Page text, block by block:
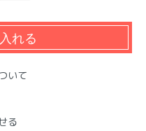
れる
いて
る